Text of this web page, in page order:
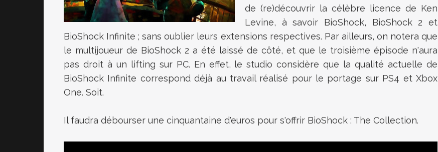
de (re)découvrir la célèbre licence de Ken
Levine, à savoir BioShock, BioShock 2 et
BioShock Infinite ; sans oublier leurs extensions respectives. Par ailleurs, on notera que
le multijoueur de BioShock 2 a été laissé de côté, et que le troisième épisode n'aura
pas droit à un lifting sur PC. En effet, le studio considère que la qualité actuelle de
BioShock Infinite correspond déjà au travail réalisé pour le portage sur PS4 et Xbox
One. Soit.
Il faudra débourser une cinquantaine d'euros pour s'offrir BioShock : The Collection.